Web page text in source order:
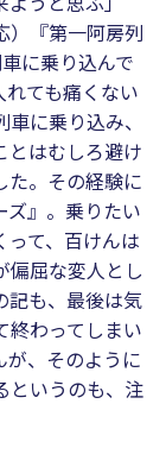
）『第一阿房列
に乗り込んで
ても痛くない
に乗り込み、
とはむしろ避け
た。その経験に
ズ』。乗りたい
て、百けんは
偏屈な変人とし
記も、最後は気
終わってしまい
が、そのように
というのも、注